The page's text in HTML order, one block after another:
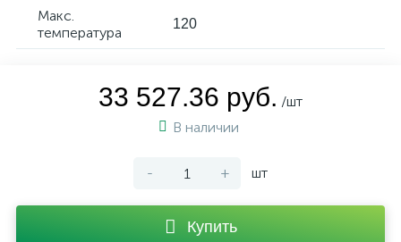
Макс.
температура
120
33 527.36 руб. /шт
В наличии
- + шт
Купить